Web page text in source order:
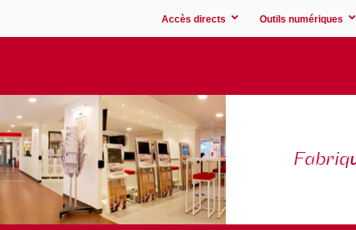
Accès directs Outils numériques
Fabriq